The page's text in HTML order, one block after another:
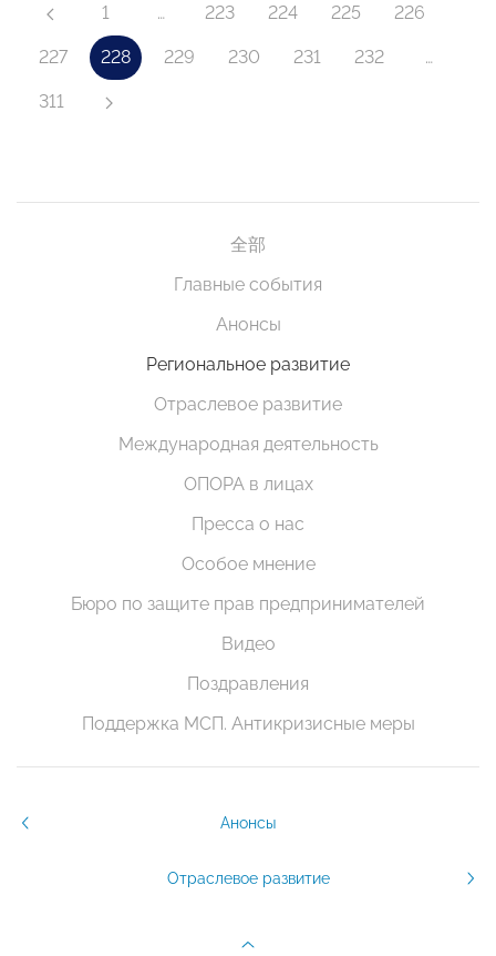
1 … 223 224 225 226
227 228 229 230 231 232 …
311
全部
Главные события
Анонсы
Региональное развитие
Отраслевое развитие
Международная деятельность
ОПОРА в лицах
Пресса о нас
Особое мнение
Бюро по защите прав предпринимателей
Видео
Поздравления
Поддержка МСП. Антикризисные меры
Анонсы
Отраслевое развитие